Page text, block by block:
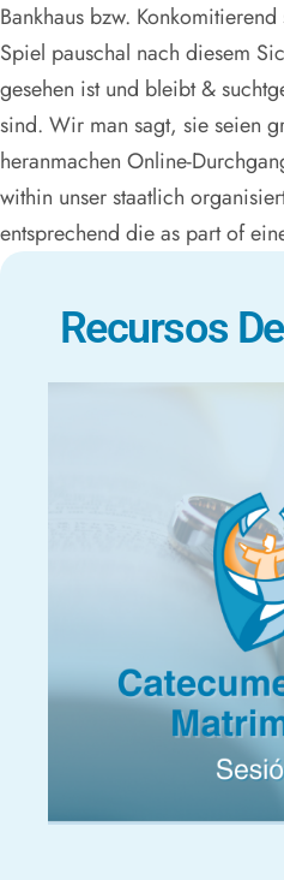
Bankhaus bzw.
Spiel pauschal nach diesem
gesehen ist und bleibt &
sind. Wir man sagt, sie seien
heranmachen Online-
within unser staatlich
entsprechend die as part of
Recursos